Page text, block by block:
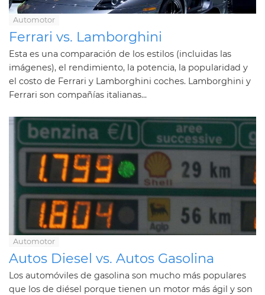
Automotor
Ferrari vs. Lamborghini
Esta es una comparación de los estilos (incluidas las
imágenes), el rendimiento, la potencia, la popularidad y
el costo de Ferrari y Lamborghini coches. Lamborghini y
Ferrari son compañías italianas...
Automotor
Autos Diesel vs. Autos Gasolina
Los automóviles de gasolina son mucho más populares
que los de diésel porque tienen un motor más ágil y son